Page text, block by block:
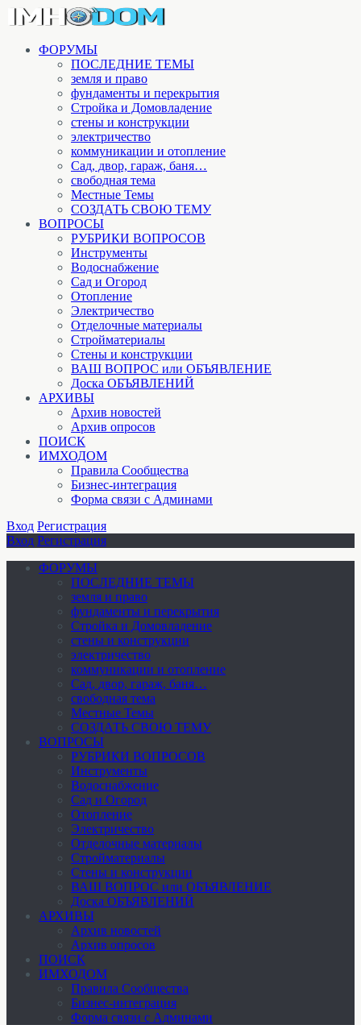
ФОРУМЫ
ПОСЛЕДНИЕ ТЕМЫ
земля и право
фундаменты и перекрытия
Стройка и Домовладение
стены и конструкции
электричество
коммуникации и отопление
Cад, двор, гараж, баня…
свободная тема
Местные Темы
СОЗДАТЬ СВОЮ ТЕМУ
ВОПРОСЫ
РУБРИКИ ВОПРОСОВ
Инструменты
Водоснабжение
Сад и Огород
Отопление
Электричество
Отделочные материалы
Стройматериалы
Стены и конструкции
ВАШ ВОПРОС или ОБЪЯВЛЕНИЕ
Доска ОБЪЯВЛЕНИЙ
АРХИВЫ
Архив новостей
Архив опросов
ПОИСК
ИМХОДОМ
Правила Сообщества
Бизнес-интеграция
Форма связи с Админами
Вход Регистрация
Вход Регистрация
ФОРУМЫ
ПОСЛЕДНИЕ ТЕМЫ
земля и право
фундаменты и перекрытия
Стройка и Домовладение
стены и конструкции
электричество
коммуникации и отопление
Cад, двор, гараж, баня…
свободная тема
Местные Темы
СОЗДАТЬ СВОЮ ТЕМУ
ВОПРОСЫ
РУБРИКИ ВОПРОСОВ
Инструменты
Водоснабжение
Сад и Огород
Отопление
Электричество
Отделочные материалы
Стройматериалы
Стены и конструкции
ВАШ ВОПРОС или ОБЪЯВЛЕНИЕ
Доска ОБЪЯВЛЕНИЙ
АРХИВЫ
Архив новостей
Архив опросов
ПОИСК
ИМХОДОМ
Правила Сообщества
Бизнес-интеграция
Форма связи с Админами